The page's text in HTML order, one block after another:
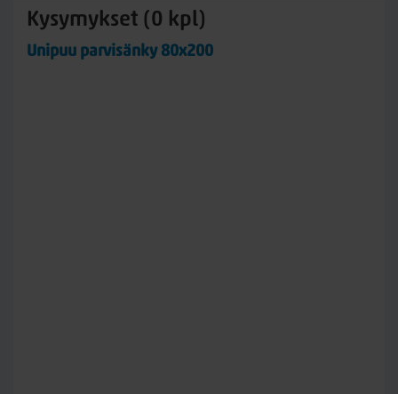
Kysymykset (0 kpl)
Unipuu parvisänky 80x200